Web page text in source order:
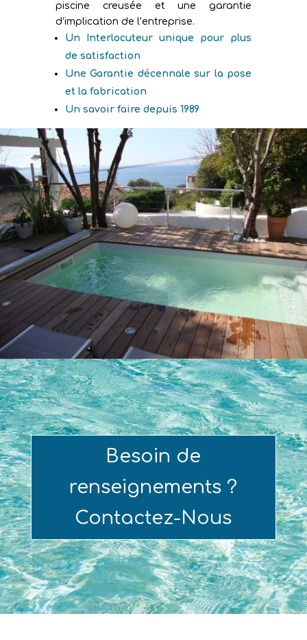
piscine creusée et une garantie
d’implication de l’entreprise.
Un Interlocuteur unique pour plus
de satisfaction
Une Garantie décennale sur la pose
et la fabrication
Un savoir faire depuis 1989
Besoin de
renseignements ?
Contactez-Nous